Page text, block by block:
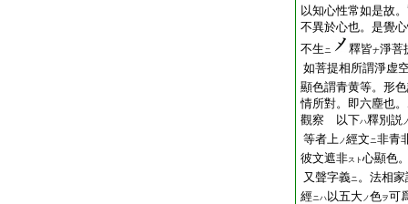
以知心性常如是故
不異於心也。是覺
不生ニ 釋皆ナ淨菩
如菩提相所謂淨虚
顯色謂青黄等。形
情所對。即六塵也
觀察 以下ハ釋別説
等者上ノ經文ニ非青
彼文遮非スト 心顯色
又聲字義ニ。法相
經ニハ 以五大ノ色ヲ可